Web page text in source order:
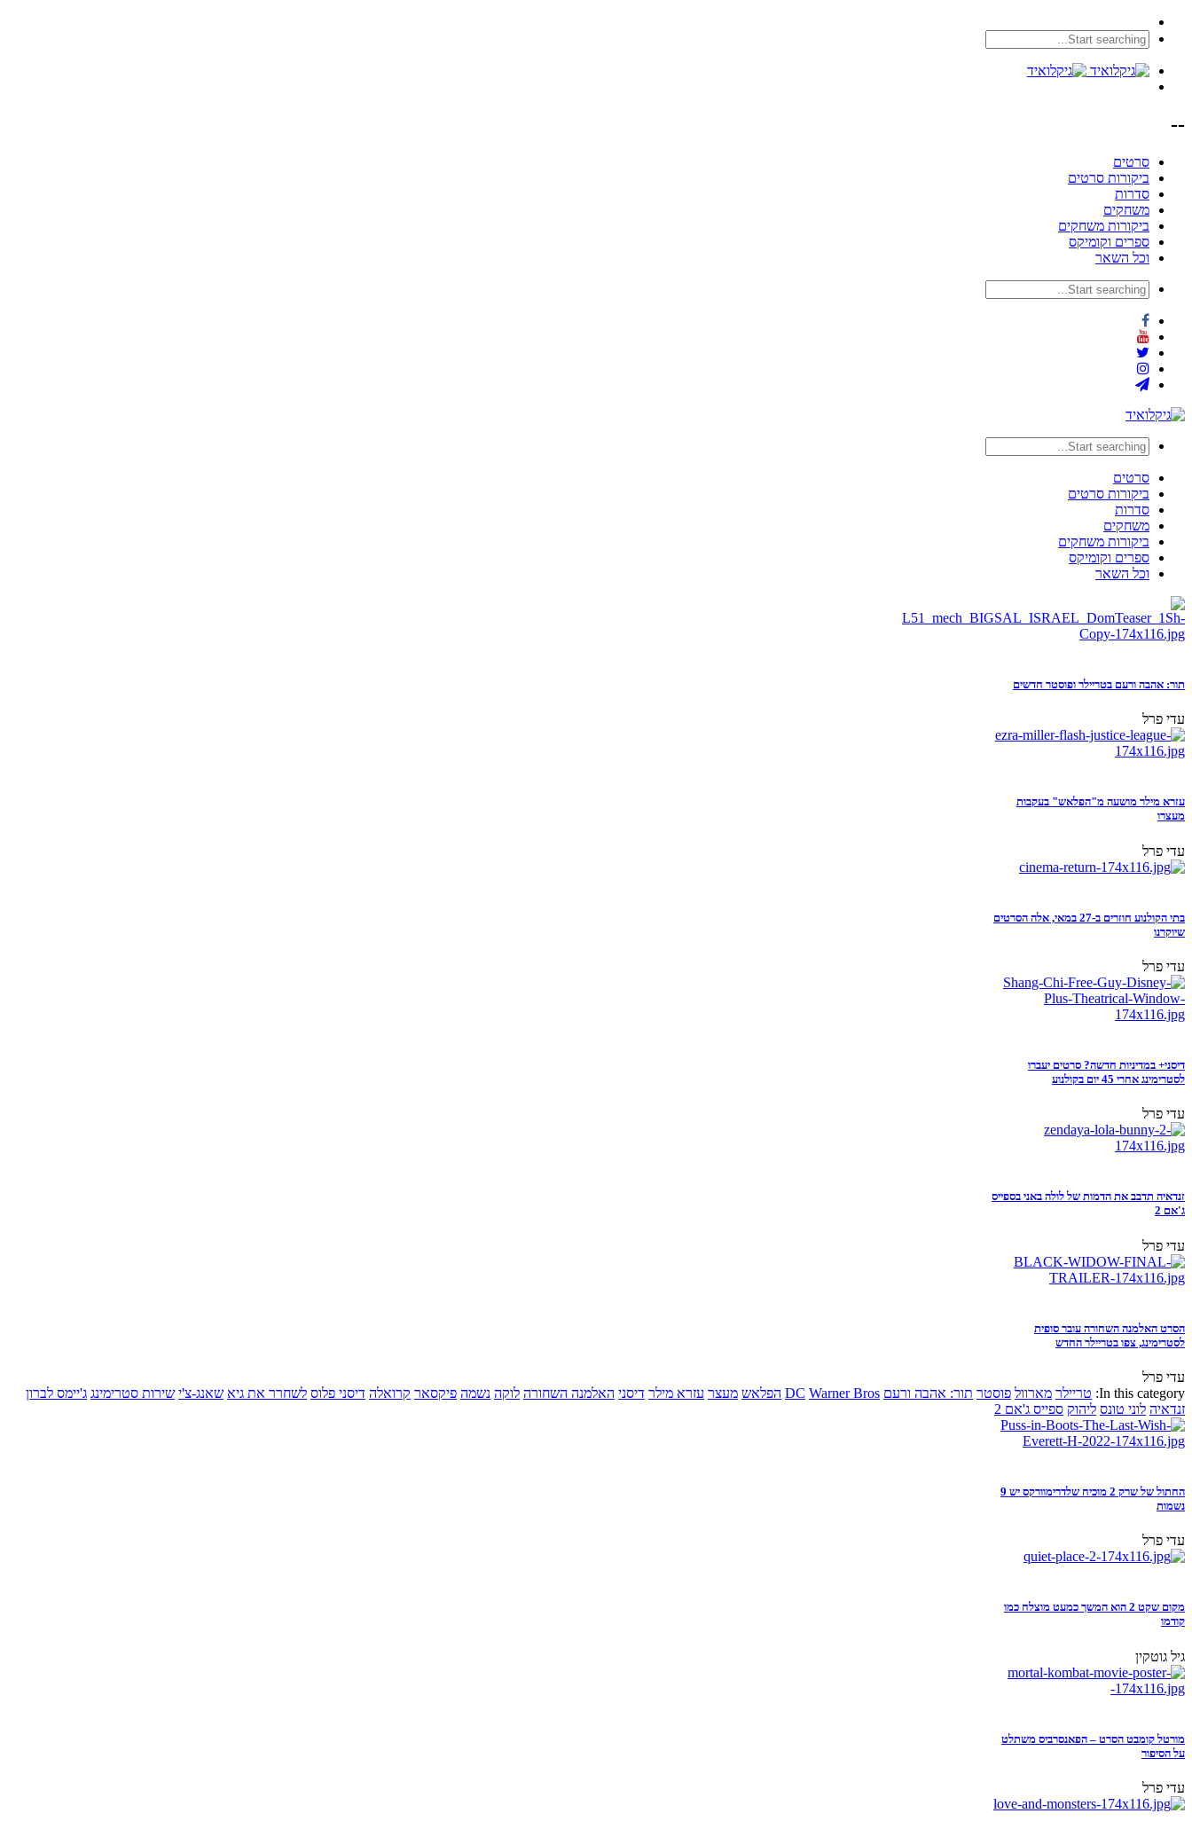
--
סרטים
ביקורות סרטים
סדרות
משחקים
ביקורות משחקים
ספרים וקומיקס
וכל השאר
סרטים
ביקורות סרטים
סדרות
משחקים
ביקורות משחקים
ספרים וקומיקס
וכל השאר
תור: אהבה ורעם בטריילר ופוסטר חדשים
עדי פרל
עזרא מילר מושעה מ"הפלאש" בעקבות
מעצרו
עדי פרל
בתי הקולנוע חוזרים ב-27 במאי, אלה הסרטים
שיוקרנו
עדי פרל
דיסני+ במדיניות חדשה? סרטים יעברו
לסטרימינג אחרי 45 יום בקולנוע
עדי פרל
זנדאיה תדבב את הדמות של לולה באני בספייס
ג'אם 2
עדי פרל
הסרט האלמנה השחורה עובר סופית
לסטרימינג, צפו בטריילר החדש
עדי פרל
In this category: טריילר מארוול פוסטר תור: אהבה ורעם DC Warner Bros הפלאש מעצר עזרא מילר דיסני האלמנה השחורה לוקה נשמה פיקסאר קרואלה דיסני פלוס לשחרר את גיא שאנג-צ'י שירות סטרימינג ג'יימס לברון
זנדאיה לוני טונס ליהוק ספייס ג'אם 2
החתול של שרק 2 מוכיח שלדרימוורקס יש 9
נשמות
עדי פרל
מקום שקט 2 הוא המשך כמעט מוצלח כמו
קודמו
גיל גוטקין
מורטל קומבט הסרט – הפאנסרביס משתלט
על הסיפור
עדי פרל